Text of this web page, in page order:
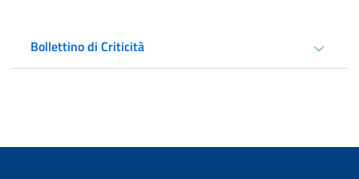
Bollettino di Criticità